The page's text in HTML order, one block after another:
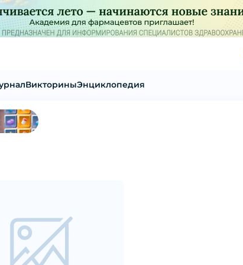
ВикториныЭнциклопедия